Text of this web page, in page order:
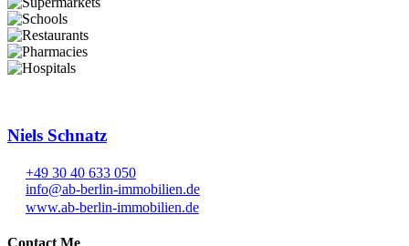
Niels Schnatz
+49 30 40 633 050
info@ab-berlin-immobilien.de
www.ab-berlin-immobilien.de